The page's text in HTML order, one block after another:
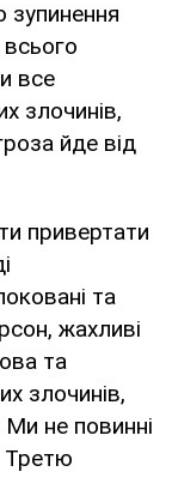
зупинення
все
злочинів,
йде від
привертати
та
жахливі
та
злочинів,
Ми не повинні
Третю